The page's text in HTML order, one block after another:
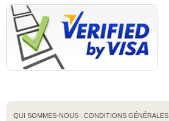
QUI SOMMES-NOUS | CONDITIONS GÉNÉRALES